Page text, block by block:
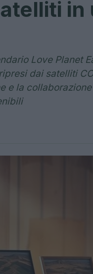
in
Love Planet
dai satelliti
e la